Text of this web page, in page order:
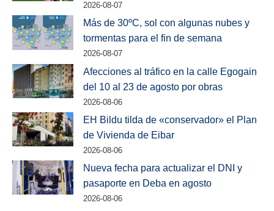
2026-08-07
Más de 30ºC, sol con algunas nubes y
tormentas para el fin de semana
2026-08-07
Afecciones al tráfico en la calle Egogain
del 10 al 23 de agosto por obras
2026-08-06
EH Bildu tilda de «conservador» el Plan
de Vivienda de Eibar
2026-08-06
Nueva fecha para actualizar el DNI y
pasaporte en Deba en agosto
2026-08-06